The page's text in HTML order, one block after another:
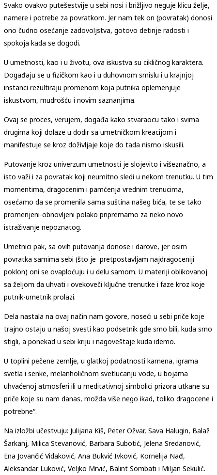
Svako ovakvo putešestvije u sebi nosi i brižljivo neguje klicu želje,
namere i potrebe za povratkom. Jer nam tek on (povratak) donosi
ono čudno osećanje zadovoljstva, gotovo detinje radosti i
spokoja kada se dogodi.
U umetnosti, kao i u životu, ova iskustva su cikličnog karaktera.
Događaju se u fizičkom kao i u duhovnom smislu i u krajnjoj
instanci rezultiraju promenom koja putnika oplemenjuje
iskustvom, mudrošću i novim saznanjima.
Ovaj se proces, verujem, događa kako stvaraocu tako i svima
drugima koji dolaze u dodir sa umetničkom kreacijom i
manifestuje se kroz doživljaje koje do tada nismo iskusili.
Putovanje kroz univerzum umetnosti je slojevito i višeznačno, a
isto važi i za povratak koji neumitno sledi u nekom trenutku. U tim
momentima, dragocenim i pamćenja vrednim trenucima,
osećamo da se promenila sama suština našeg bića, te se tako
promenjeni-obnovljeni polako pripremamo za neko novo
istraživanje nepoznatog.
Umetnici pak, sa ovih putovanja donose i darove, jer osim
povratka samima sebi (što je pretpostavljam najdragoceniji
poklon) oni se ovaploćuju i u delu samom. U materiji oblikovanoj
sa željom da uhvati i ovekoveči ključne trenutke i faze kroz koje
putnik-umetnik prolazi.
Dela nastala na ovaj način nam govore, noseći u sebi priče koje
trajno ostaju u našoj svesti kao podsetnik gde smo bili, kuda smo
stigli, a ponekad u sebi kriju i nagoveštaje kuda idemo.
U toplini pečene zemlje, u glatkoj podatnosti kamena, igrama
svetla i senke, melanholičnom svetlucanju vode, u bojama
uhvaćenoj atmosferi ili u meditativnoj simbolici prizora utkane su
priče koje su nam danas, možda više nego ikad, toliko dragocene i
potrebne“.
Na izložbi učestvuju: Julijana Kiš, Peter Ožvar, Sava Halugin, Balaž
Šarkanj, Milica Stevanović, Barbara Subotić, Jelena Sredanović,
Ena Jovančić Vidaković, Ana Bukvić Ivković, Kornelija Nađ,
Aleksandar Luković, Veljko Mrvić, Balint Sombati i Miljan Sekulić.